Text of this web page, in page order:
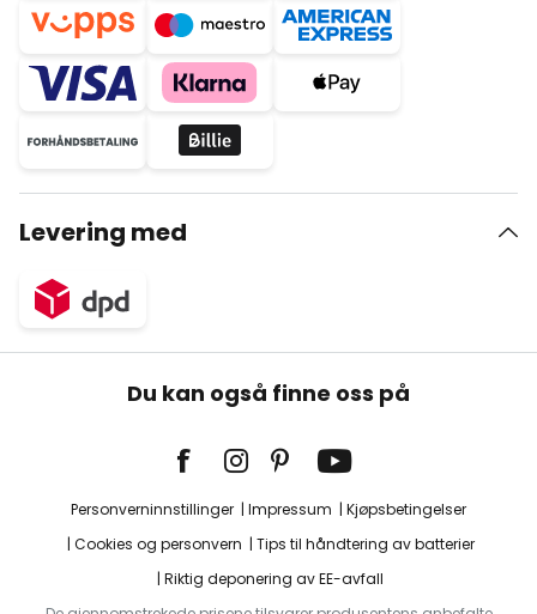
Levering med
Du kan også finne oss på
Personverninnstillinger Impressum
Kjøpsbetingelser
Cookies og personvern
Tips til håndtering av batterier
Riktig deponering av EE-avfall